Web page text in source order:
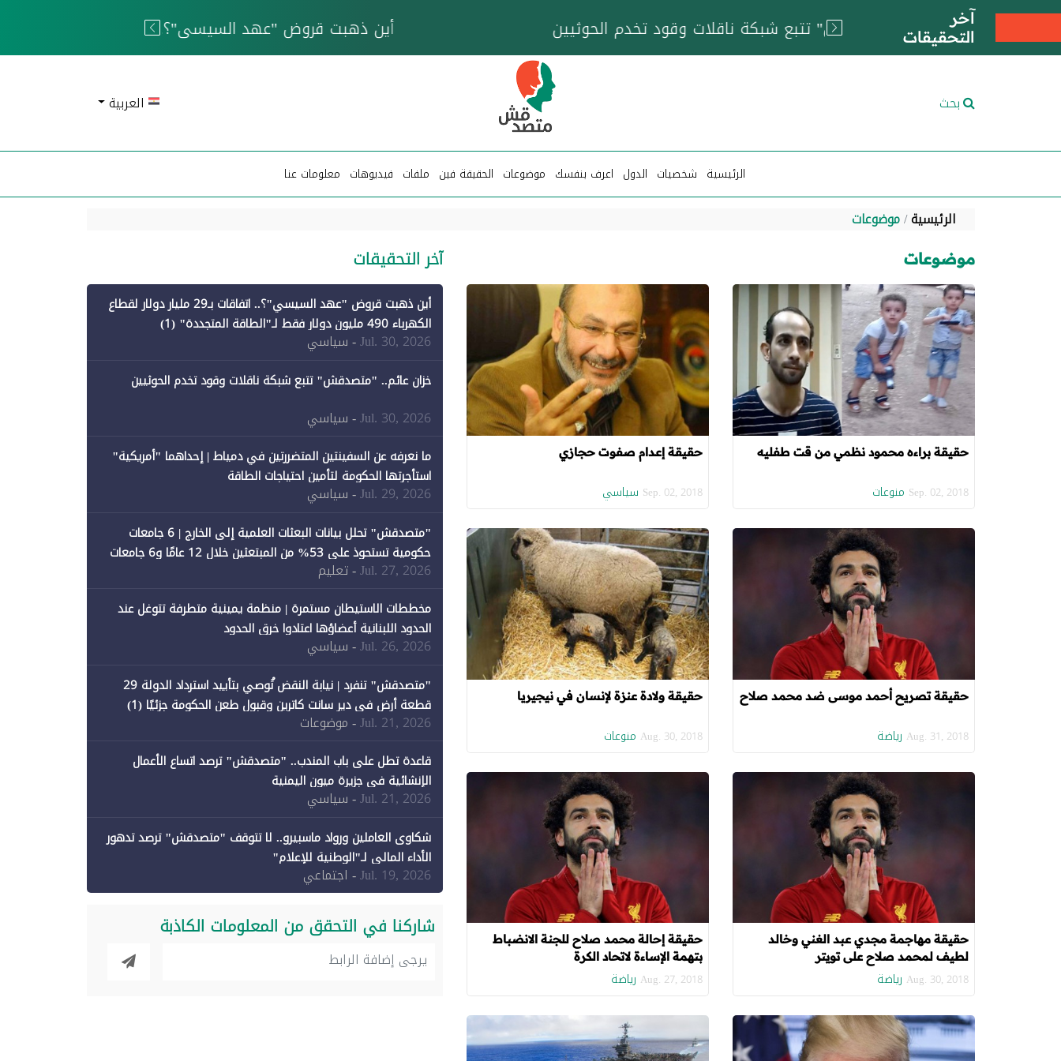
آخر
التحقيقات
خزان عائم.. "متصدقش" تتبع شبكة ناقلات وقود تخدم الحوثيين
بحث العربية
الرئيسية شخصيات الدول اعرف بنفسك موضوعات الحقيقة فين ملفات فيديوهات معلومات عنا
الرئيسية موضوعات
موضوعات
حقيقة براءه محمود نظمي من قت طفليه
Sep. 02, 2018 منوعات
حقيقة إعدام صفوت حجازي
Sep. 02, 2018 سياسي
حقيقة تصريح أحمد موسى ضد محمد صلاح
Aug. 31, 2018 رياضة
حقيقة ولادة عنزة لإنسان في نيجيريا
Aug. 30, 2018 منوعات
حقيقة مهاجمة مجدي عبد الغني وخالد
لطيف لمحمد صلاح على تويتر
Aug. 30, 2018 رياضة
حقيقة إحالة محمد صلاح للجنة الانضباط
بتهمة الإساءة لاتحاد الكرة
Aug. 27, 2018 رياضة
آخر التحقيقات
أين ذهبت قروض "عهد السيسي"؟.. اتفاقات بـ29 مليار دولار لقطاع
الكهرباء 490 مليون دولار فقط لـ"الطاقة المتجددة" (1)
Jul. 30, 2026- سياسي
خزان عائم.. "متصدقش" تتبع شبكة ناقلات وقود تخدم الحوثيين
Jul. 30, 2026- سياسي
ما نعرفه عن السفينتين المتضررتين في دمياط | إحداهما "أمريكية"
استأجرتها الحكومة لتأمين احتياجات الطاقة
Jul. 29, 2026- سياسي
"متصدقش" تحلل بيانات البعثات العلمية إلى الخارج | 6 جامعات
حكومية تستحوذ على 53% من المبتعثين خلال 12 عامًا و6 جامعات
كان نصيبها 1% فقط
Jul. 27, 2026- تعليم
مخططات الاستيطان مستمرة | منظمة يمينية متطرفة تتوغل عند
الحدود اللبنانية أعضاؤها اعتادوا خرق الحدود
Jul. 26, 2026- سياسي
"متصدقش" تنفرد | نيابة النقض تُوصي بتأييد استرداد الدولة 29
قطعة أرض في دير سانت كاترين وقبول طعن الحكومة جزئيًا (1)
Jul. 21, 2026- موضوعات
قاعدة تطل على باب المندب.. "متصدقش" ترصد اتساع الأعمال
الإنشائية في جزيرة ميون اليمنية
Jul. 21, 2026- سياسي
شكاوى العاملين ورواد ماسبيرو.. لا تتوقف "متصدقش" ترصد تدهور
الأداء المالي لـ"الوطنية للإعلام"
Jul. 19, 2026- اجتماعي
شاركنا في التحقق من المعلومات الكاذبة